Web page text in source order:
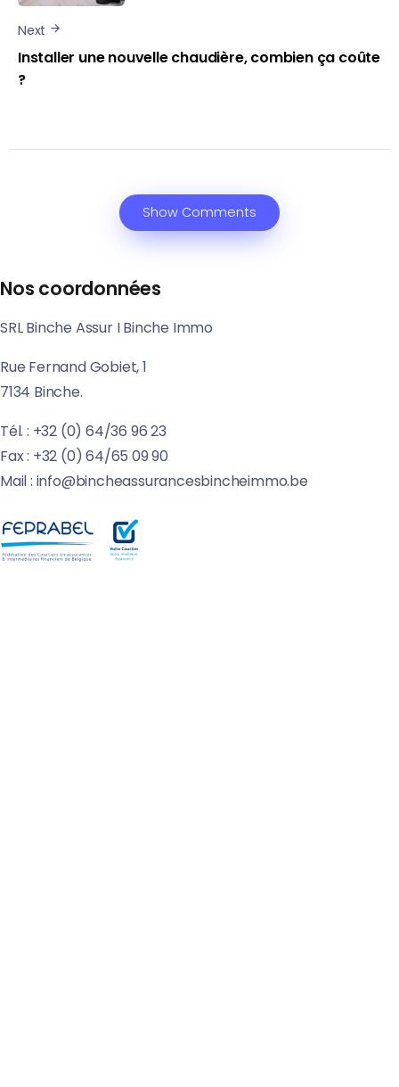
Next
Installer une nouvelle chaudière, combien ça coûte
?
Show Comments
Nos coordonnées
SRL Binche Assur I Binche Immo
Rue Fernand Gobiet, 1
7134 Binche.
Tél. : +32 (0) 64/36 96 23
Fax : +32 (0) 64/65 09 90
Mail : info@bincheassurancesbincheimmo.be